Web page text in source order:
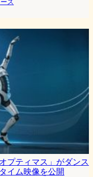
ス
プティマス」がダンス
イム映像を公開